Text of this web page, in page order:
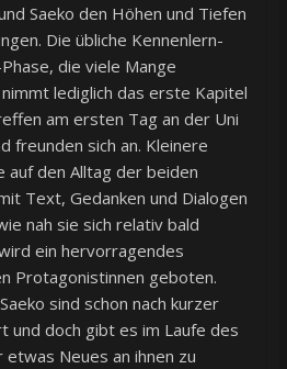
Saeko den Höhen und Tiefen
Die übliche Kennenlern-
die viele Mange
lediglich das erste Kapitel
am ersten Tag an der Uni
freunden sich an. Kleinere
auf den Alltag der beiden
Text, Gedanken und Dialogen
nah sie sich relativ bald
ein hervorragendes
Protagonistinnen geboten.
sind schon nach kurzer
und doch gibt es im Laufe des
Neues an ihnen zu